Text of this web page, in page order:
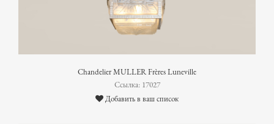
Chandelier MULLER Frères Luneville
Ссылка: 17027
Добавить в ваш список